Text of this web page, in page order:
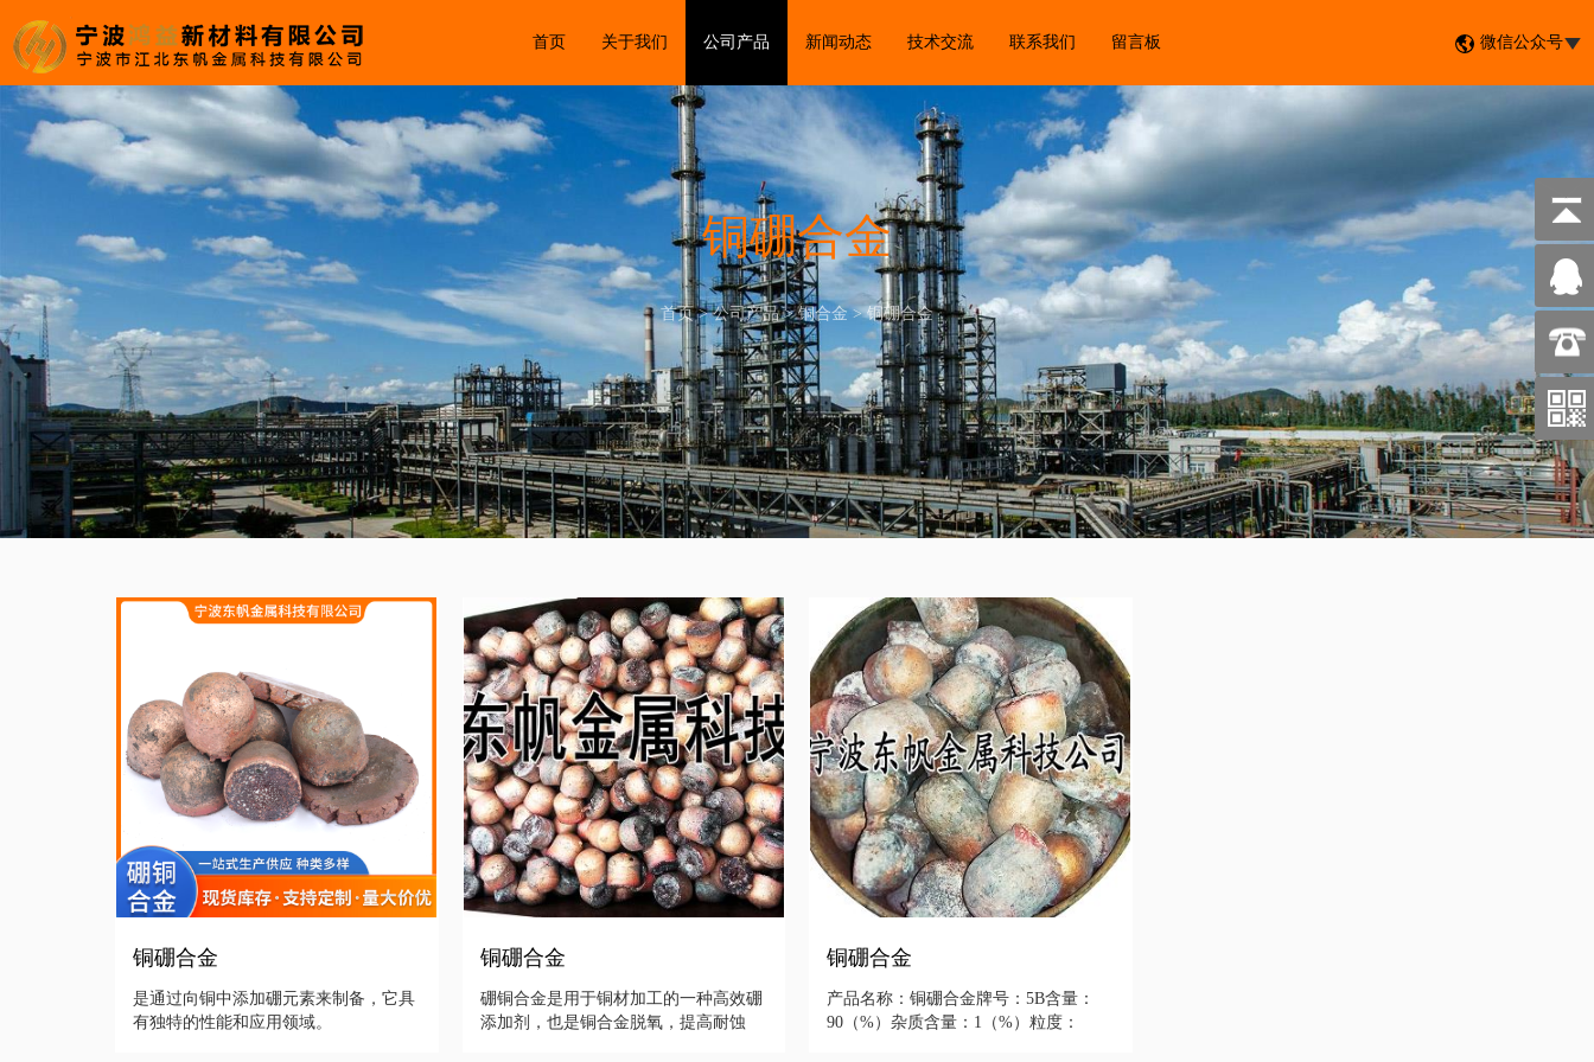
首页 关于我们 公司产品 新闻动态 技术交流 联系我们 留言板 微信公众号
铜硼合金
首页>公司产品>铜合金>铜硼合金
铜硼合金
是通过向铜中添加硼元素来制备，它具
有独特的性能和应用领域。
铜硼合金
硼铜合金是用于铜材加工的一种高效硼
添加剂，也是铜合金脱氧，提高耐蚀
铜硼合金
产品名称：铜硼合金牌号：5B含量：
90（%）杂质含量：1（%）粒度：